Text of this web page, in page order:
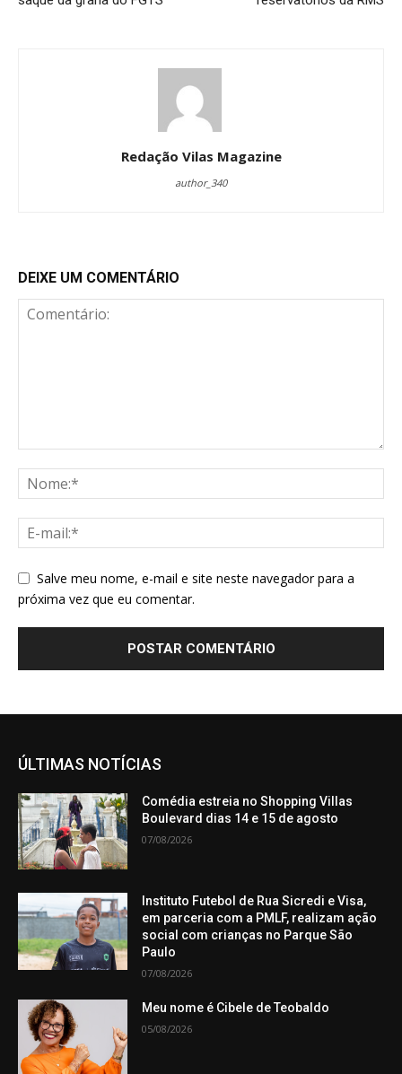
Redação Vilas Magazine
author_340
DEIXE UM COMENTÁRIO
Salve meu nome, e-mail e site neste navegador para a
próxima vez que eu comentar.
ÚLTIMAS NOTÍCIAS
Comédia estreia no Shopping Villas
Boulevard dias 14 e 15 de agosto
07/08/2026
Instituto Futebol de Rua Sicredi e Visa,
em parceria com a PMLF, realizam ação
social com crianças no Parque São
Paulo
07/08/2026
Meu nome é Cibele de Teobaldo
05/08/2026